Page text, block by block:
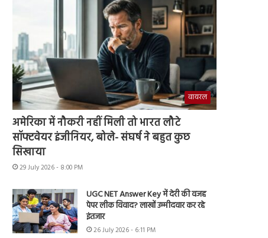
वायरल
अमेरिका में नौकरी नहीं मिली तो भारत लौटे
सॉफ्टवेयर इंजीनियर, बोले- संघर्ष ने बहुत कुछ
सिखाया
29 July 2026 - 8:00 PM
UGC NET Answer Key में देरी की वजह
पेपर लीक विवाद? लाखों उम्मीदवार कर रहे
इंतजार
26 July 2026 - 6:11 PM